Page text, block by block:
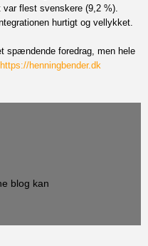
flest svenskere (9,2 %).
hurtigt og vellykket.
foredrag, men hele
https://henningbender.dk
blog kan